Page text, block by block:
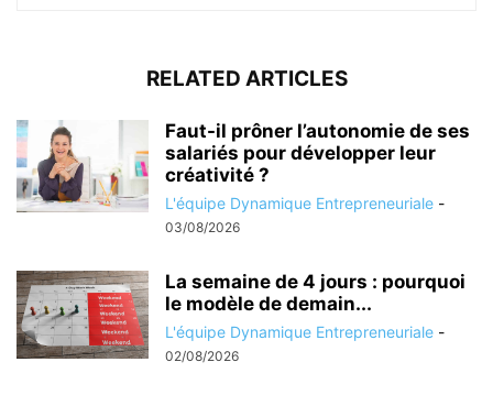
RELATED ARTICLES
Faut-il prôner l’autonomie de ses
salariés pour développer leur
créativité ?
L'équipe Dynamique Entrepreneuriale -
03/08/2026
La semaine de 4 jours : pourquoi
le modèle de demain...
L'équipe Dynamique Entrepreneuriale -
02/08/2026